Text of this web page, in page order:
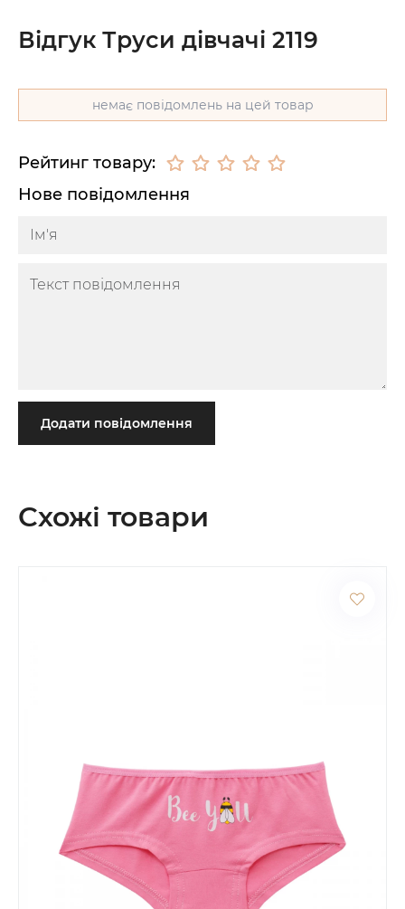
Відгук Труси дівчачі 2119
немає повідомлень на цей товар
Рейтинг товару:
Нове повідомлення
Додати повідомлення
Схожі товари